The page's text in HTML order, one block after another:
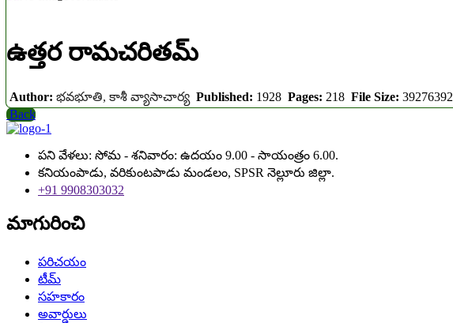
ఉత్తర రామచరితమ్
Author: భవభూతి, కాశీ వ్యాసాచార్య Published: 1928 Pages: 218 File Size: 39276392
Back
పని వేళలు: సోమ - శనివారం: ఉదయం 9.00 - సాయంత్రం 6.00.
కనియంపాడు, వరికుంటపాడు మండలం, SPSR నెల్లూరు జిల్లా.
+91 9908303032
మాగురించి
పరిచయం
టీమ్
సహకారం
అవార్డులు